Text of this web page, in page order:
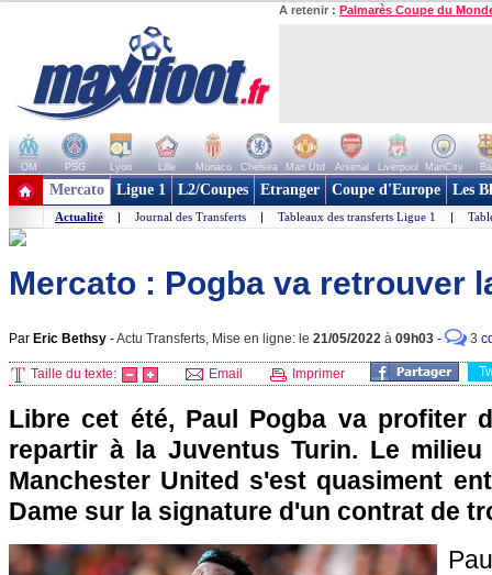
A retenir : Palmarès Coupe du
OM PSG Lyon Lille Monaco Chelsea Man Utd Arsenal Liverpool ManCity
+ de clubs
Mercato Ligue 1 L2/Coupes Etranger Coupe d'Europe Les
Actualité | Journal des Transferts | Tableaux des transferts Ligue 1 |
Mercato : Pogba va retrouver
Par Eric Bethsy -Actu Transferts, Mise en ligne: le 21/05/2022 à 09h03 - 3
Taille du texte: Email Imprimer
Libre cet été, Paul Pogba va profiter
repartir à la Juventus Turin. Le
Manchester United s'est quasiment
Dame sur la signature d'un contrat de